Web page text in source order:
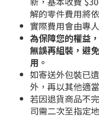
解的零件費用將
實際費用會由專
為保障您的權益
無誤再組裝，避
用。
如寄送外包裝已
外，再以其他適
若因退貨商品不
司需二次至指定